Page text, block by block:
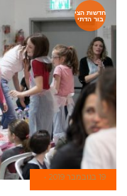
חדשות הצי
בור הדתי
19 בנובמבר 2019